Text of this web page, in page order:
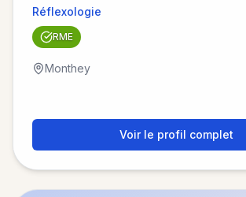
Réflexologie
RME
Monthey
Voir le profil complet